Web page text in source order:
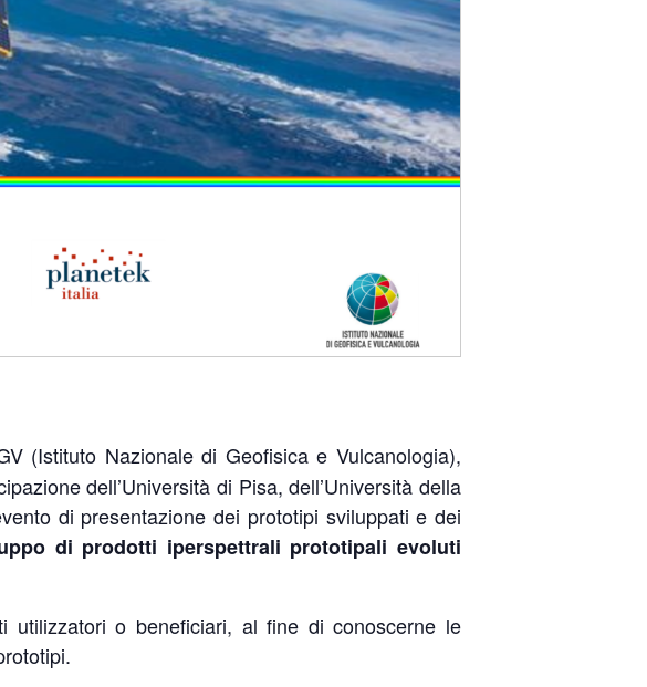
(Istituto Nazionale di Geofisica e Vulcanologia),
dell’Università di Pisa, dell’Università della
di presentazione dei prototipi sviluppati e dei
di prodotti iperspettrali prototipali evoluti
utilizzatori o beneficiari, al fine di conoscerne le